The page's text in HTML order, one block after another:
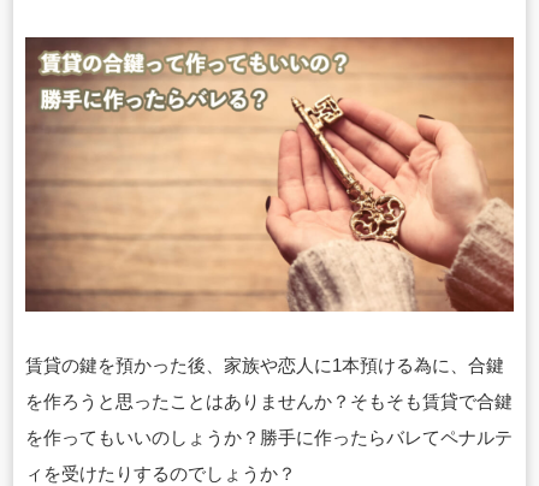
賃貸の鍵を預かった後、家族や恋人に1本預ける為に、合鍵
を作ろうと思ったことはありませんか？そもそも賃貸で合鍵
を作ってもいいのしょうか？勝手に作ったらバレてペナルテ
ィを受けたりするのでしょうか？